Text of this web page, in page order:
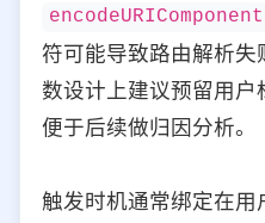
encodeURIComponent
符可能导致路由解析
数设计上建议预留用户
便于后续做归因分析。
触发时机通常绑定在用